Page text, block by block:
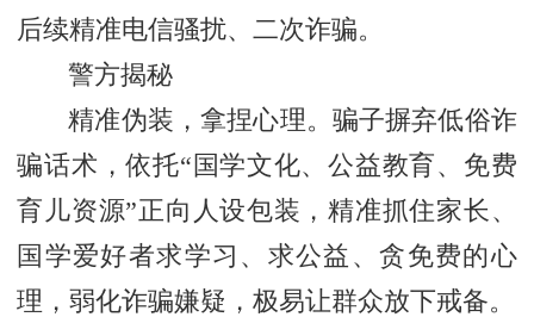
后续精准电信骚扰、二次诈骗。
警方揭秘
精准伪装，拿捏心理。骗子摒弃低俗诈
骗话术，依托“国学文化、公益教育、免费
育儿资源”正向人设包装，精准抓住家长、
国学爱好者求学习、求公益、贪免费的心
理，弱化诈骗嫌疑，极易让群众放下戒备。